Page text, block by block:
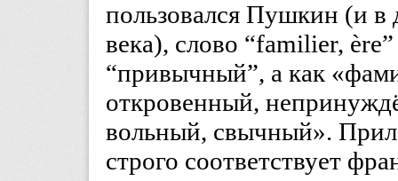
пользовался Пушкин (и в
века), слово “familier,
“привычный”, а как
откровенный,
вольный, свычный».
строго соответствует